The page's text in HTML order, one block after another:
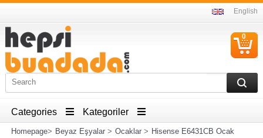
English
0
Categories Kategoriler
Homepage> Beyaz Eşyalar> Ocaklar> Hisense E6431CB Ocak